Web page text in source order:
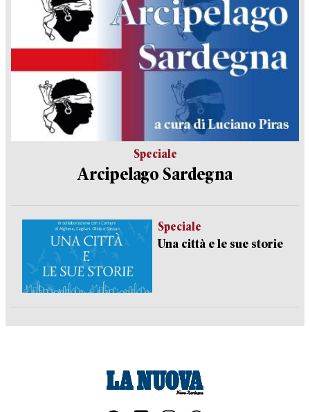
Speciale
Arcipelago Sardegna
Speciale
Una città e le sue storie